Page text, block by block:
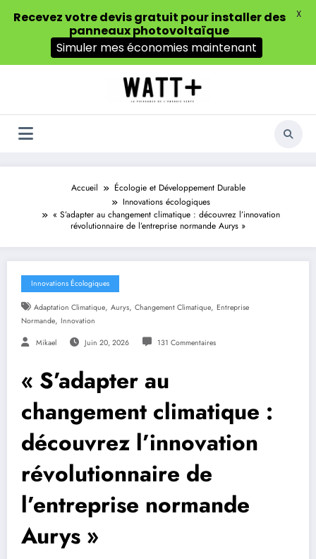
Accueil
Écologie et Développement Durable
Innovations écologiques
« S’adapter au changement climatique : découvrez l’innovation
révolutionnaire de l’entreprise normande Aurys »
Innovations Écologiques
Adaptation Climatique, Aurys, Changement Climatique, Entreprise
Normande, Innovation
Mikael Juin 20, 2026 131 Commentaires
« S’adapter au
changement climatique :
découvrez l’innovation
révolutionnaire de
l’entreprise normande
Aurys »
Recevez votre devis gratuit pour installer des
panneaux photovoltaïque
Simuler mes économies maintenant
X